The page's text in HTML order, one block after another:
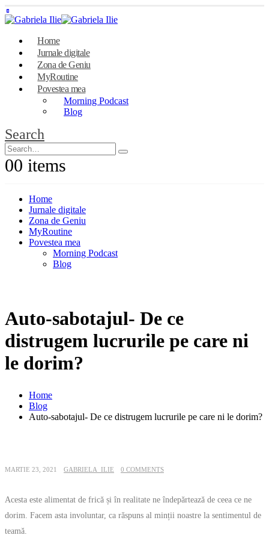
Home
Jurnale digitale
Zona de Geniu
MyRoutine
Povestea mea
Morning Podcast
Blog
Search
00 items
Home
Jurnale digitale
Zona de Geniu
MyRoutine
Povestea mea
Morning Podcast
Blog
Auto-sabotajul- De ce
distrugem lucrurile pe care ni
le dorim?
Home
Blog
Auto-sabotajul- De ce distrugem lucrurile pe care ni le dorim?
MARTIE 23, 2021 GABRIELA_ILIE 0 COMMENTS
Acesta este alimentat de frică și în realitate ne îndepărtează de ceea ce ne
dorim. Facem asta involuntar, ca răspuns al minții noastre la sentimentul de
teamă.